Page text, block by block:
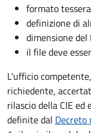
formato
definizione di
dimensione
il file deve
L'ufficio
richiedente,
rilascio della CIE
definite dal